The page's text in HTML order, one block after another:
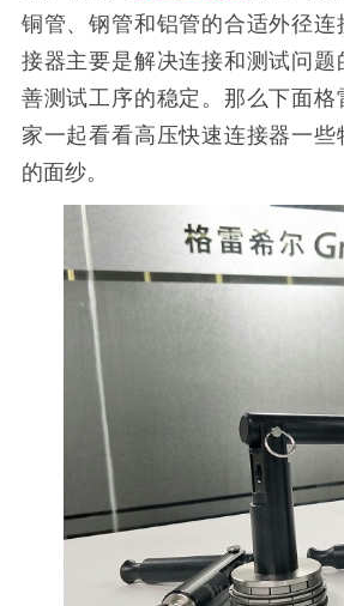
铜管、钢管和铝管的合适外径连
接器主要是解决连接和测试问题
善测试工序的稳定。那么下面格
家一起看看高压快速连接器一
的面纱。